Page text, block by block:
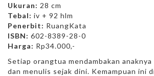
Ukuran: 28 cm
Tebal: iv + 92 hlm
Penerbit: RuangKata
ISBN: 602-8389-28-0
Harga: Rp34.000,-
Setiap orangtua mendambakan
dan menulis sejak dini. Kemampuan ini